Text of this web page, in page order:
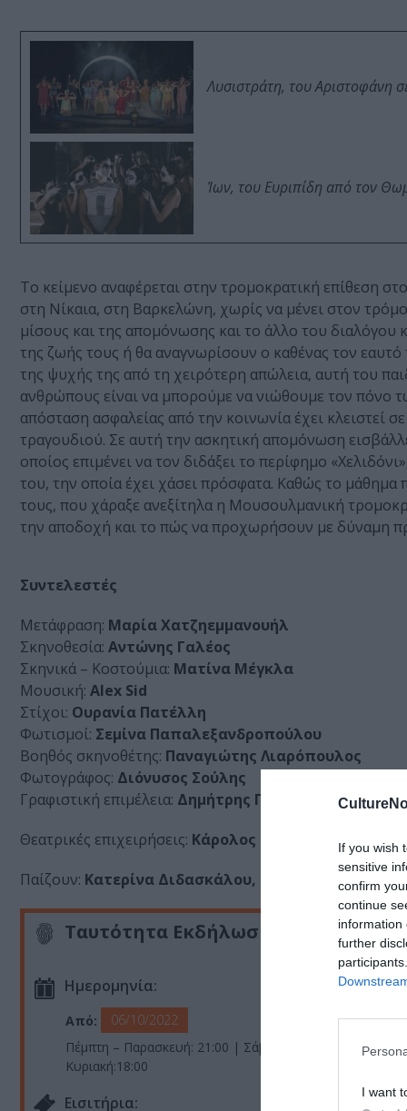
If you wish
sensitive
confirm
continue
information
further
I want
Λυσιστράτη, του Αριστοφάνη
Ίων, του Ευριπίδη από τον
Το κείμενο αναφέρεται στην τρομοκρατική επίθεση
στη Νίκαια, στη Βαρκελώνη, χωρίς να μένει στον
μίσους και της απομόνωσης και το άλλο του
της ζωής τους ή θα αναγνωρίσουν ο καθένας τον
της ψυχής της από τη χειρότερη απώλεια, αυτή του
ανθρώπους είναι να μπορούμε να νιώθουμε τον πόνο
απόσταση ασφαλείας από την κοινωνία έχει κλειστεί
τραγουδιού. Σε αυτή την ασκητική απομόνωση
οποίος επιμένει να τον διδάξει το περίφημο
του, την οποία έχει χάσει πρόσφατα. Καθώς το
τους, που χάραξε ανεξίτηλα η Μουσουλμανική
την αποδοχή και το πώς να προχωρήσουν με δύναμη
Συντελεστές
Μετάφραση: Μαρία Χατζηεμμανουήλ
Σκηνοθεσία: Αντώνης Γαλέος
Σκηνικά – Κοστούμια: Ματίνα Μέγκλα
Μουσική: Alex Sid
Στίχοι: Ουρανία Πατέλλη
Φωτισμοί: Σεμίνα Παπαλεξανδροπούλου
Βοηθός σκηνοθέτης: Παναγιώτης Λιαρόπουλος
Φωτογράφος: Διόνυσος Σούλης
Γραφιστική επιμέλεια: Δημήτρης Γκέλμπουρας
Θεατρικές επιχειρήσεις: Κάρολος Παυλάκης
Παίζουν: Κατερίνα Διδασκάλου, Δημήτρης Τσίκλης
Ταυτότητα Εκδήλωσης
Ημερομηνία:
Από:
06/10/2022
Πέμπτη – Παρασκευή: 21:00 | Σάββατο: 18:00 (λαϊκή),
Κυριακή:18:00
Eισιτήρια: